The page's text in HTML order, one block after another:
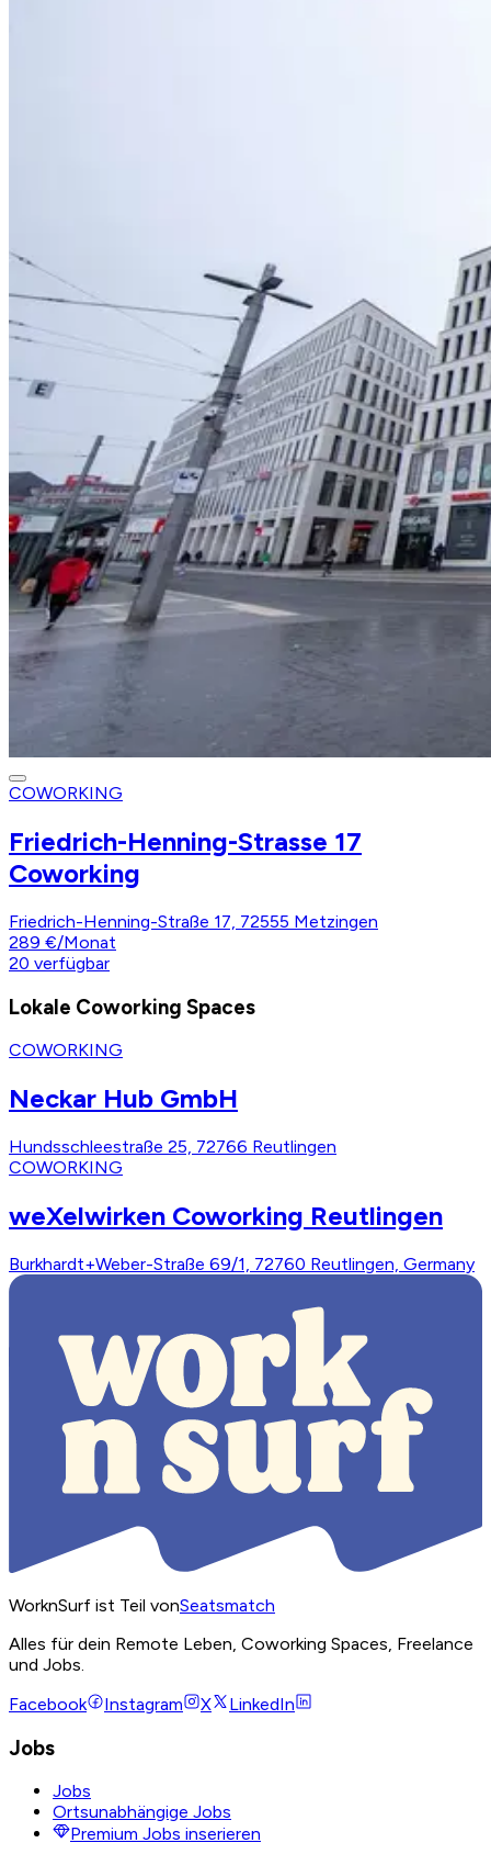
COWORKING
Friedrich-Henning-Strasse 17
Coworking
Friedrich-Henning-Straße 17, 72555 Metzingen
289 €/Monat
20 verfügbar
Lokale Coworking Spaces
COWORKING
Neckar Hub GmbH
Hundsschleestraße 25, 72766 Reutlingen
COWORKING
weXelwirken Coworking Reutlingen
Burkhardt+Weber-Straße 69/1, 72760 Reutlingen, Germany
WorknSurf ist Teil vonSeatsmatch
Alles für dein Remote Leben, Coworking Spaces, Freelance
und Jobs.
Facebook
Instagram X LinkedIn
Jobs
Jobs
Ortsunabhängige Jobs
Premium Jobs inserieren